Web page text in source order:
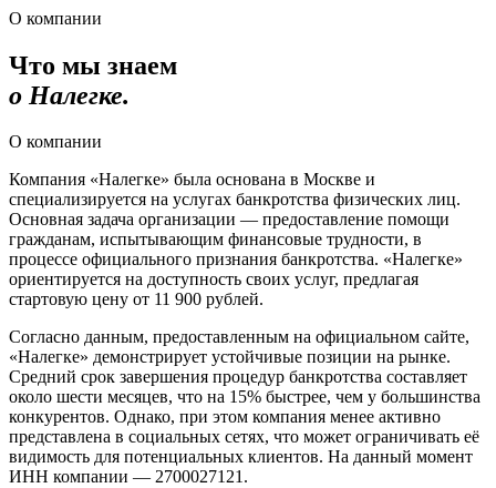
О компании
Что мы знаем
о Налегке.
О компании
Компания «Налегке» была основана в Москве и
специализируется на услугах банкротства физических лиц.
Основная задача организации — предоставление помощи
гражданам, испытывающим финансовые трудности, в
процессе официального признания банкротства. «Налегке»
ориентируется на доступность своих услуг, предлагая
стартовую цену от 11 900 рублей.
Согласно данным, предоставленным на официальном сайте,
«Налегке» демонстрирует устойчивые позиции на рынке.
Средний срок завершения процедур банкротства составляет
около шести месяцев, что на 15% быстрее, чем у большинства
конкурентов. Однако, при этом компания менее активно
представлена в социальных сетях, что может ограничивать её
видимость для потенциальных клиентов. На данный момент
ИНН компании — 2700027121.